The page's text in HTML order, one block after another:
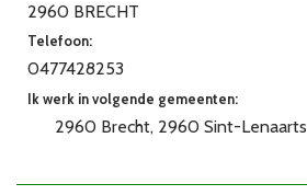
2960 BRECHT
Telefoon:
0477428253
Ik werk in volgende gemeenten:
2960 Brecht 2960 Sint-Lenaarts